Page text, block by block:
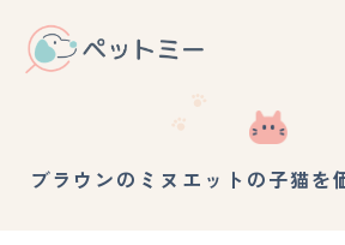
ブラウンのミヌエットの子猫を